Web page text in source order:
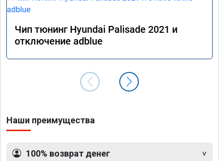
Чип тюнинг Hyundai Palisade 2021 и
отключение adblue
Наши преимущества
100% возврат денег